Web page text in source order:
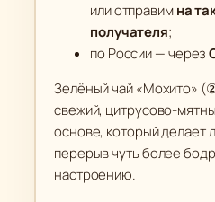
или отправимна
получателя;
по России — через
Зелёный чай «Мохито»
свежий, цитрусово-
основе, который делает
перерыв чуть более
настроению.